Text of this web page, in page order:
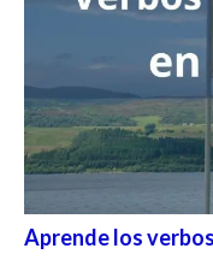
Aprende los